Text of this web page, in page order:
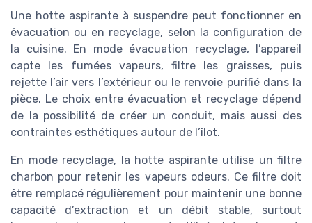
Une hotte aspirante à suspendre peut fonctionner en
évacuation ou en recyclage, selon la configuration de
la cuisine. En mode évacuation recyclage, l’appareil
capte les fumées vapeurs, filtre les graisses, puis
rejette l’air vers l’extérieur ou le renvoie purifié dans la
pièce. Le choix entre évacuation et recyclage dépend
de la possibilité de créer un conduit, mais aussi des
contraintes esthétiques autour de l’îlot.
En mode recyclage, la hotte aspirante utilise un filtre
charbon pour retenir les vapeurs odeurs. Ce filtre doit
être remplacé régulièrement pour maintenir une bonne
capacité d’extraction et un débit stable, surtout